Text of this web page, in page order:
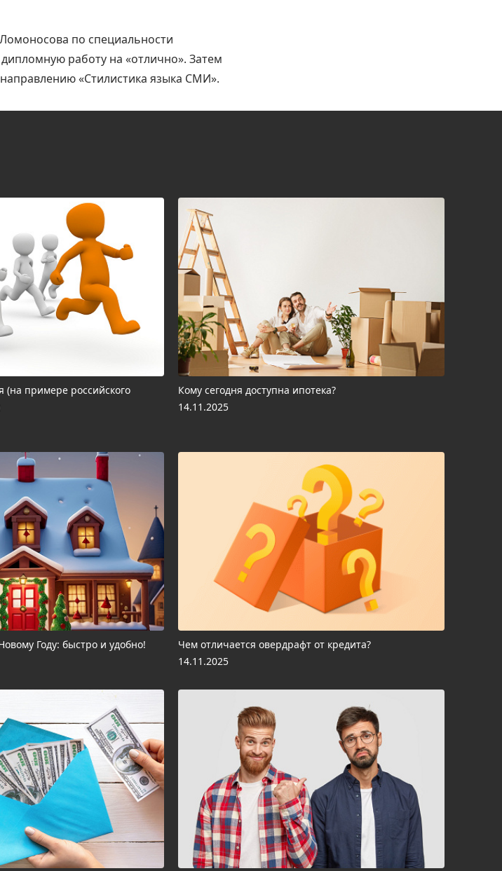
по специальности
работу на «отлично». Затем
«Стилистика языка СМИ».
(на примере российского
Кому сегодня доступна ипотека?
14.11.2025
Году: быстро и удобно!
Чем отличается овердрафт от кредита?
14.11.2025